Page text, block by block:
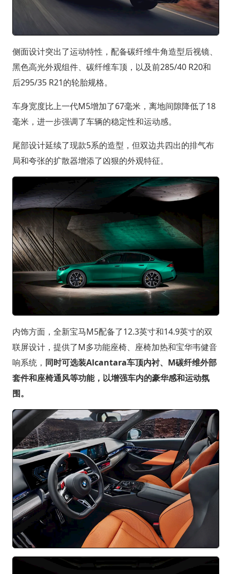
侧面设计突出了运动特性，配备碳纤维牛角造型后视镜、
黑色高光外观组件、碳纤维车顶，以及前285/40 R20和
后295/35 R21的轮胎规格。
车身宽度比上一代M5增加了67毫米，离地间隙降低了18
毫米，进一步强调了车辆的稳定性和运动感。
尾部设计延续了现款5系的造型，但双边共四出的排气布
局和夸张的扩散器增添了凶狠的外观特征。
内饰方面，全新宝马M5配备了12.3英寸和14.9英寸的双
联屏设计，提供了M多功能座椅、座椅加热和宝华韦健音
响系统， 同时可选装Alcantara车顶内衬、M碳纤维外部
套件和座椅通风等功能，以增强车内的豪华感和运动氛
围。